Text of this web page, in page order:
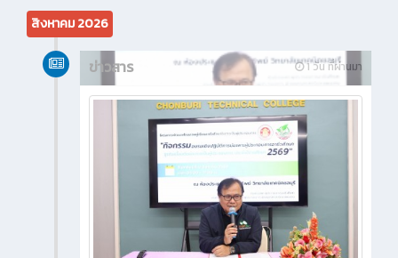
สิงหาคม 2026
1 วัน ที่ผ่านมา
ข่าวสาร